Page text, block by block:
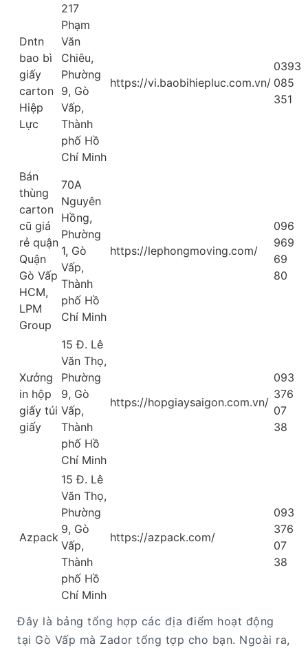
Dntn
bao bì
giấy
carton
Hiệp
Lực
217
Phạm
Văn
Chiêu,
Phường
9, Gò
Vấp,
Thành
phố Hồ
Chí Minh
https://vi.baobihiepluc.com.vn/
0393
085
351
Bán
thùng
carton
cũ giá
rẻ quận
Quận
Gò Vấp
HCM,
LPM
Group
70A
Nguyên
Hồng,
Phường
1, Gò
Vấp,
Thành
phố Hồ
Chí Minh
https://lephongmoving.com/
096
969
69
80
Xưởng
in hộp
giấy túi
giấy
15 Đ. Lê
Văn Thọ,
Phường
9, Gò
Vấp,
Thành
phố Hồ
Chí Minh
https://hopgiaysaigon.com.vn/
093
376
07
38
Azpack
15 Đ. Lê
Văn Thọ,
Phường
9, Gò
Vấp,
Thành
phố Hồ
Chí Minh
https://azpack.com/
093
376
07
38
Đây là bảng tổng hợp các địa điểm hoạt động
tại Gò Vấp mà Zador tổng tợp cho bạn. Ngoài ra,